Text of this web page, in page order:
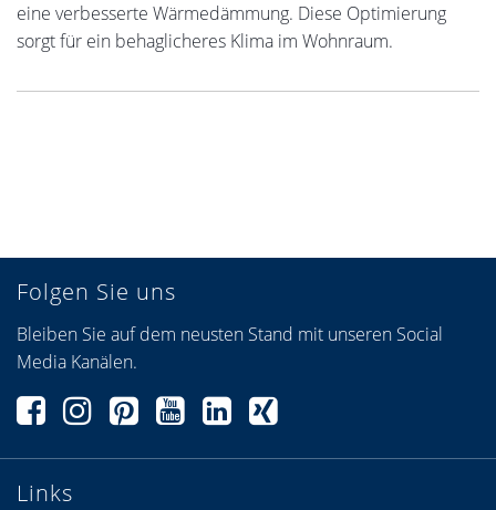
eine verbesserte Wärmedämmung. Diese Optimierung
sorgt für ein behaglicheres Klima im Wohnraum.
Links
Folgen Sie uns
Bleiben Sie auf dem neusten Stand mit unseren Social
Media Kanälen.